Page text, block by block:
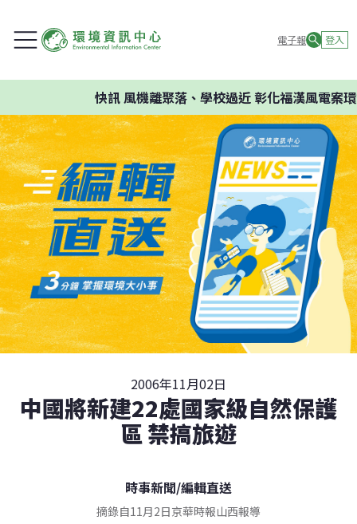
電子報 登入
快訊風機離聚落、學校過近 彰化福漢風電案環
2006年11月02日
中國將新建22處國家級自然保護
區 禁搞旅遊
時事新聞/編輯直送
摘錄自11月2日京華時報山西報導